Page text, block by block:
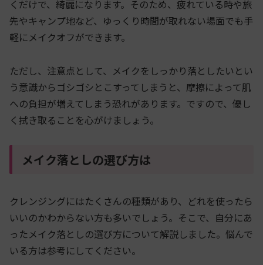
くだけで、綺麗になります。そのため、疲れている時や旅
先やキャンプ地など、ゆっくり時間が取れない場面でも手
軽にメイクオフができます。
ただし、注意点として、メイクをしっかり落としたいとい
う意識からゴシゴシとこすってしまうと、摩擦によって肌
への負担が増えてしまう恐れがあります。ですので、優し
く拭き取ることを心がけましょう。
メイク落としの選び方は
クレンジングにはたくさんの種類があり、どれを使ったら
いいのかわからない方も多いでしょう。そこで、自分にあ
ったメイク落としの選び方について解説しました。悩んで
いる方は参考にしてください。